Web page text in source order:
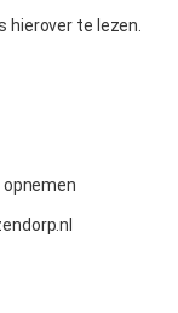
hierover te lezen.